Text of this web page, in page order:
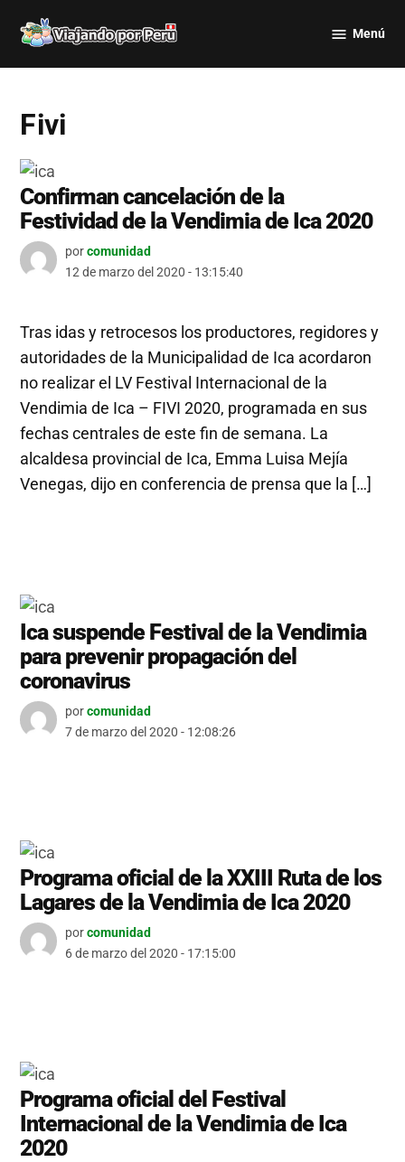
por Perú
Menú
Fivi
Confirman cancelación de la
Festividad de la Vendimia de Ica 2020
porcomunidad
12 de marzo del 2020 - 13:15:40
Tras idas y retrocesos los productores, regidores y
autoridades de la Municipalidad de Ica acordaron
no realizar el LV Festival Internacional de la
Vendimia de Ica – FIVI 2020, programada en sus
fechas centrales de este fin de semana. La
alcaldesa provincial de Ica, Emma Luisa Mejía
Venegas, dijo en conferencia de prensa que la […]
Ica suspende Festival de la Vendimia
para prevenir propagación del
coronavirus
porcomunidad
7 de marzo del 2020 - 12:08:26
Programa oficial de la XXIII Ruta de los
Lagares de la Vendimia de Ica 2020
porcomunidad
6 de marzo del 2020 - 17:15:00
Programa oficial del Festival
Internacional de la Vendimia de Ica
2020